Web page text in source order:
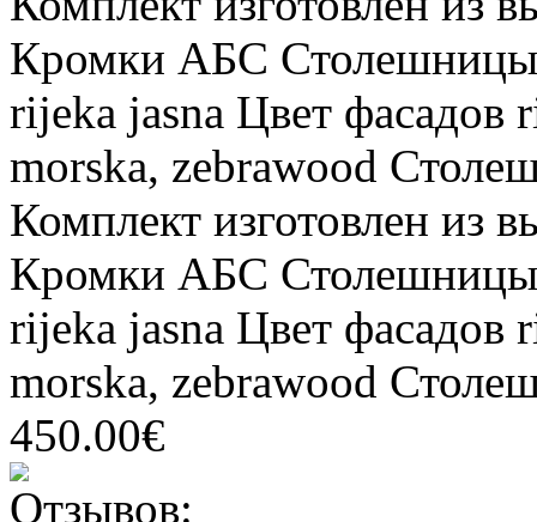
Кромки АБС Столешницы
rijeka jasna Цвет фасадов
morska, zebrawood
Комплект изготовлен из
Кромки АБС Столешницы
rijeka jasna Цвет фасадов
morska, zebrawood
450.00€